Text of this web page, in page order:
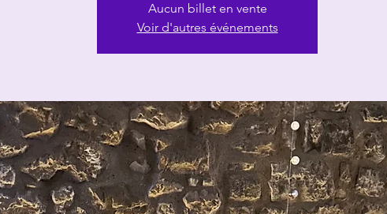
Aucun billet en vente
Voir d'autres événements